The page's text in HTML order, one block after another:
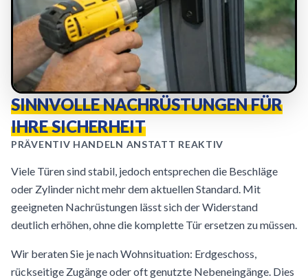
SINNVOLLE NACHRÜSTUNGEN FÜR
IHRE SICHERHEIT
PRÄVENTIV HANDELN ANSTATT REAKTIV
Viele Türen sind stabil, jedoch entsprechen die Beschläge
oder Zylinder nicht mehr dem aktuellen Standard. Mit
geeigneten Nachrüstungen lässt sich der Widerstand
deutlich erhöhen, ohne die komplette Tür ersetzen zu müssen.
Wir beraten Sie je nach Wohnsituation: Erdgeschoss,
rückseitige Zugänge oder oft genutzte Nebeneingänge. Dies